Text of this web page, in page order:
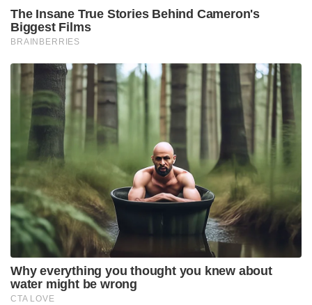
The Insane True Stories Behind Cameron's
Biggest Films
BRAINBERRIES
Why everything you thought you knew about
water might be wrong
CTA LOVE